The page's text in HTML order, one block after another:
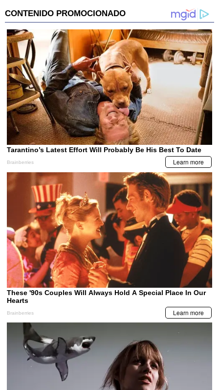
minute,
22
seconds